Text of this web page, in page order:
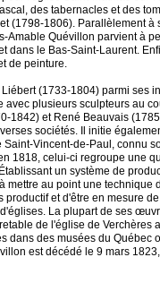
des tabernacles et des
(1798-1806). Parallèlement à
Amable Quévillon parvient à
dans le Bas-Saint-Laurent.
de peinture.
(1733-1804) parmi ses
avec plusieurs sculpteurs au
1842) et René Beauvais
sociétés. Il initie
Saint-Vincent-de-Paul, connu
1818, celui-ci regroupe une
un système de
mettre au point une technique
productif et d'être en mesure
La plupart de ses
de l'église de Verchères
dans des musées du Québec
est décédé le 9 mars